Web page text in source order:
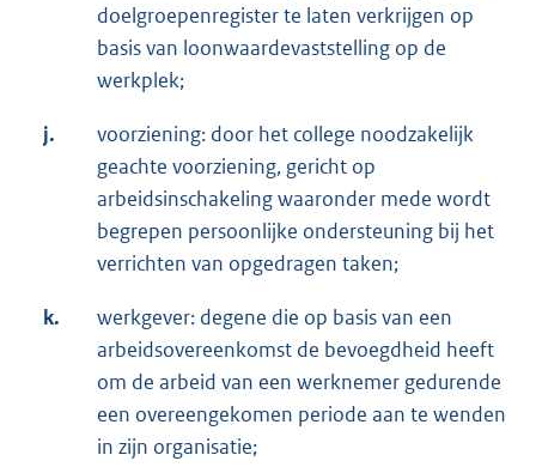
doelgroepenregister te laten verkrijgen op
basis van loonwaardevaststelling op de
werkplek;
j.
voorziening: door het college noodzakelijk
geachte voorziening, gericht op
arbeidsinschakeling waaronder mede wordt
begrepen persoonlijke ondersteuning bij het
verrichten van opgedragen taken;
k.
werkgever: degene die op basis van een
arbeidsovereenkomst de bevoegdheid heeft
om de arbeid van een werknemer gedurende
een overeengekomen periode aan te wenden
in zijn organisatie;